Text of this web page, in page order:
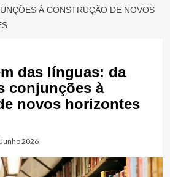
À CONSTRUÇÃO DE NOVOS
das línguas: da
conjunções à
novos horizontes
2026